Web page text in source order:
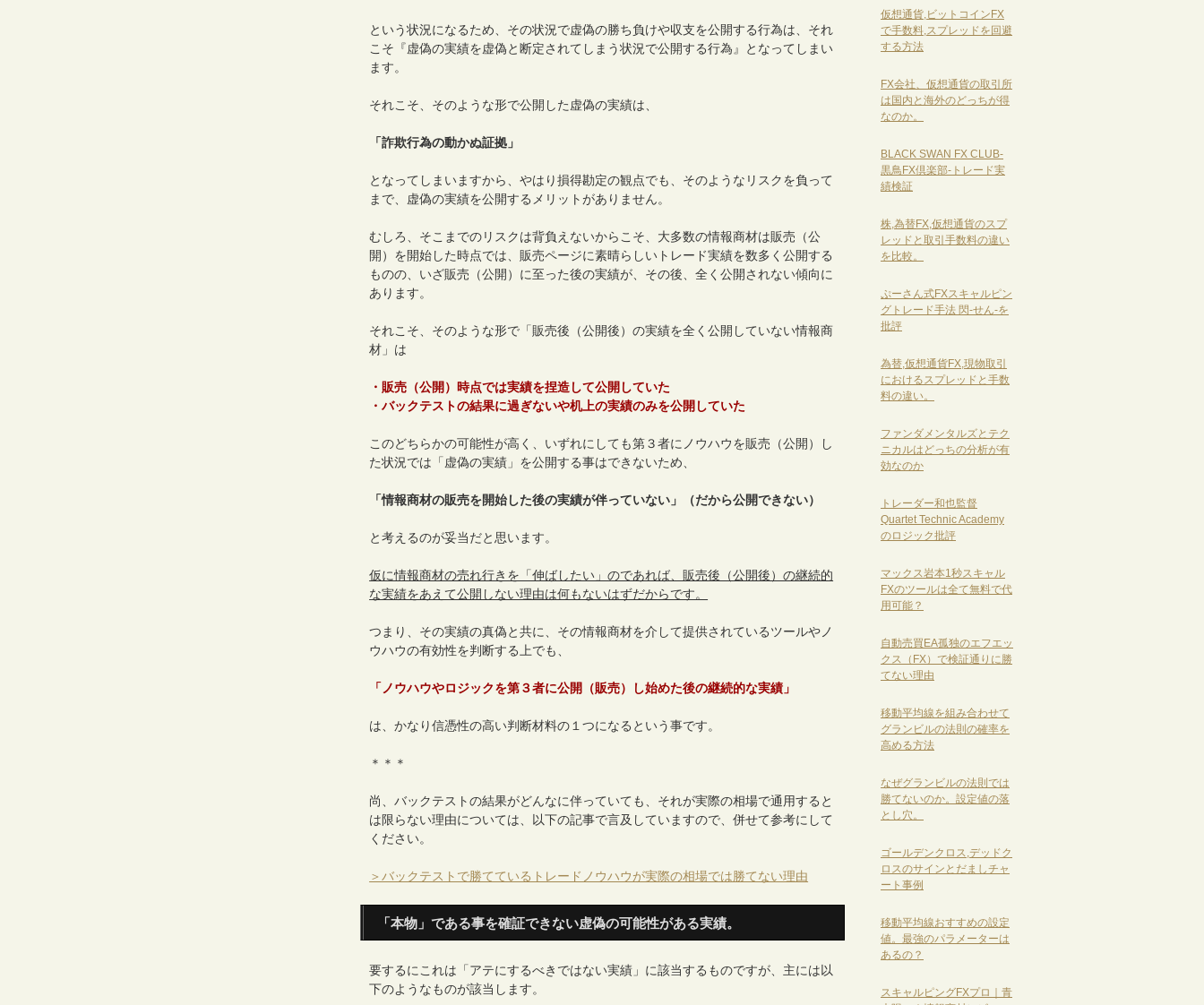
という状況になるため、その状況で虚偽の勝ち負けや収支を公開する行為は、それ
こそ『虚偽の実績を虚偽と断定されてしまう状況で公開する行為』となってしまい
ます。
それこそ、そのような形で公開した虚偽の実績は、
「詐欺行為の動かぬ証拠」
となってしまいますから、やはり損得勘定の観点でも、そのようなリスクを負って
まで、虚偽の実績を公開するメリットがありません。
むしろ、そこまでのリスクは背負えないからこそ、大多数の情報商材は販売（公
開）を開始した時点では、販売ページに素晴らしいトレード実績を数多く公開する
ものの、いざ販売（公開）に至った後の実績が、その後、全く公開されない傾向に
あります。
それこそ、そのような形で「販売後（公開後）の実績を全く公開していない情報商
材」は
・販売（公開）時点では実績を捏造して公開していた
・バックテストの結果に過ぎないや机上の実績のみを公開していた
このどちらかの可能性が高く、いずれにしても第３者にノウハウを販売（公開）し
た状況では「虚偽の実績」を公開する事はできないため、
「情報商材の販売を開始した後の実績が伴っていない」（だから公開できない）
と考えるのが妥当だと思います。
仮に情報商材の売れ行きを「伸ばしたい」のであれば、販売後（公開後）の継続的
な実績をあえて公開しない理由は何もないはずだからです。
つまり、その実績の真偽と共に、その情報商材を介して提供されているツールやノ
ウハウの有効性を判断する上でも、
「ノウハウやロジックを第３者に公開（販売）し始めた後の継続的な実績」
は、かなり信憑性の高い判断材料の１つになるという事です。
＊＊＊
尚、バックテストの結果がどんなに伴っていても、それが実際の相場で通用すると
は限らない理由については、以下の記事で言及していますので、併せて参考にして
ください。
＞バックテストで勝てているトレードノウハウが実際の相場では勝てない理由
「本物」である事を確証できない虚偽の可能性がある実績。
要するにこれは「アテにするべきではない実績」に該当するものですが、主には以
下のようなものが該当します。
仮想通貨,ビットコインFX
で手数料,スプレッドを回避
する方法
FX会社、仮想通貨の取引所
は国内と海外のどっちが得
なのか。
BLACK SWAN FX CLUB-
黒鳥FX倶楽部-トレード実
績検証
株,為替FX,仮想通貨のスプ
レッドと取引手数料の違い
を比較。
ぷーさん式FXスキャルピン
グトレード手法 閃-せん-を
批評
為替,仮想通貨FX,現物取引
におけるスプレッドと手数
料の違い。
ファンダメンタルズとテク
ニカルはどっちの分析が有
効なのか
トレーダー和也監督
Quartet Technic Academy
のロジック批評
マックス岩本1秒スキャル
FXのツールは全て無料で代
用可能？
自動売買EA孤独のエフエッ
クス（FX）で検証通りに勝
てない理由
移動平均線を組み合わせて
グランビルの法則の確率を
高める方法
なぜグランビルの法則では
勝てないのか。設定値の落
とし穴。
ゴールデンクロス,デッドク
ロスのサインとだましチャ
ート事例
移動平均線おすすめの設定
値。最強のパラメーターは
あるの？
スキャルピングFXプロ｜青